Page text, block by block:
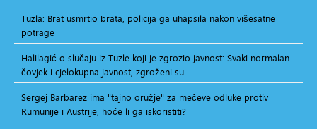
Tuzla: Brat usmrtio brata, policija ga uhapsila nakon višesatne
potrage
Halilagić o slučaju iz Tuzle koji je zgrozio javnost: Svaki normalan
čovjek i cjelokupna javnost, zgroženi su
Sergej Barbarez ima "tajno oružje" za mečeve odluke protiv
Rumunije i Austrije, hoće li ga iskoristiti?